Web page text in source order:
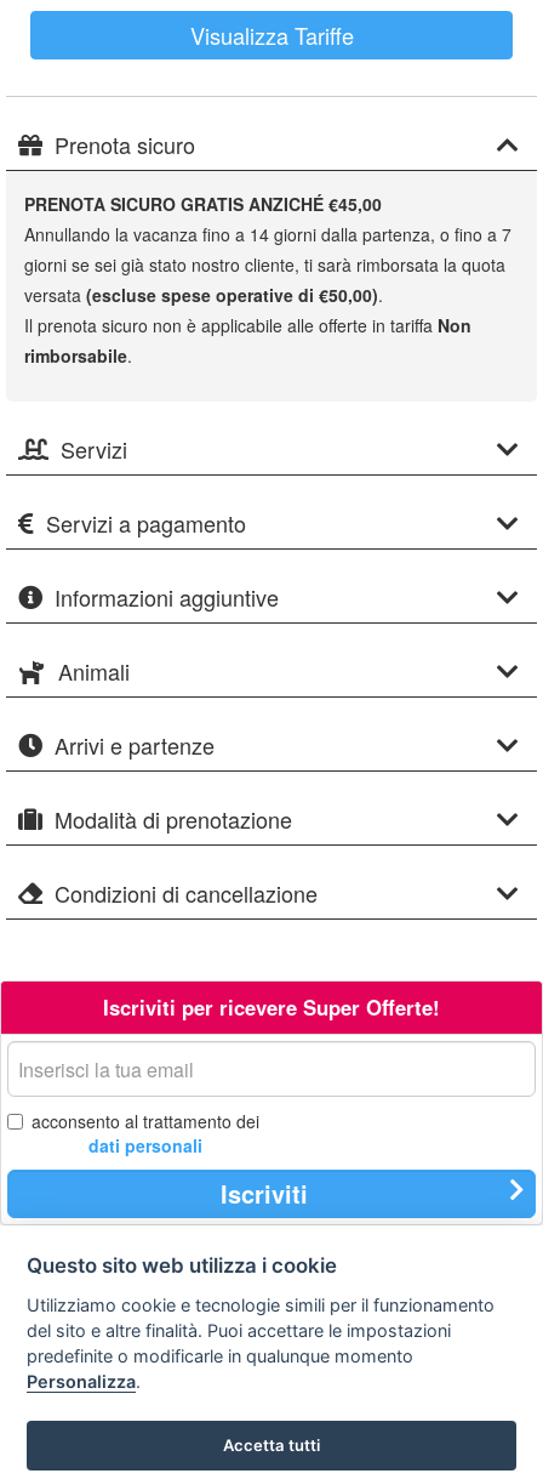
Visualizza Tariffe
Prenota sicuro
PRENOTA SICURO GRATIS ANZICHÉ €45,00
Annullando la vacanza fino a 14 giorni dalla partenza, o fino a 7
giorni se sei già stato nostro cliente, ti sarà rimborsata la quota
versata (escluse spese operative di €50,00).
Il prenota sicuro non è applicabile alle offerte in tariffa Non
rimborsabile.
Servizi
Servizi a pagamento
Informazioni aggiuntive
Animali
Arrivi e partenze
Modalità di prenotazione
Condizioni di cancellazione
Iscriviti per ricevere Super Offerte!
La
tua
email
acconsento al trattamento dei
dati personali
Iscriviti
Contatti
Privacy
policy
legale
Preferenze cookie
STA Sunny Travel Agency
Questo sito web utilizza i cookie
Utilizziamo cookie e tecnologie simili per il funzionamento
del sito e altre finalità. Puoi accettare le impostazioni
predefinite o modificarle in qualunque momento
Personalizza.
Accetta tutti